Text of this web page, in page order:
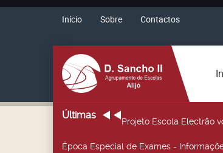
Início Sobre Contactos
Últimas
Projeto Escola Electrão
Época Especial de Exames -